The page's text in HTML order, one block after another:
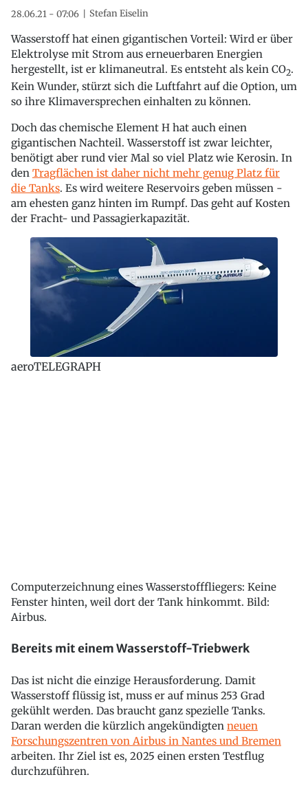
28.06.21 - 07:06 Stefan Eiselin
Wasserstoff hat einen gigantischen Vorteil: Wird er über
Elektrolyse mit Strom aus erneuerbaren Energien
hergestellt, ist er klimaneutral. Es entsteht als kein CO2.
Kein Wunder, stürzt sich die Luftfahrt auf die Option, um
so ihre Klimaversprechen einhalten zu können.
Doch das chemische Element H hat auch einen
gigantischen Nachteil. Wasserstoff ist zwar leichter,
benötigt aber rund vier Mal so viel Platz wie Kerosin. In
den Tragflächen ist daher nicht mehr genug Platz für
die Tanks. Es wird weitere Reservoirs geben müssen -
am ehesten ganz hinten im Rumpf. Das geht auf Kosten
der Fracht- und Passagierkapazität.
aeroTELEGRAPH
Computerzeichnung eines Wasserstofffliegers: Keine
Fenster hinten, weil dort der Tank hinkommt. Bild:
Airbus.
Bereits mit einem Wasserstoff-Triebwerk
Das ist nicht die einzige Herausforderung. Damit
Wasserstoff flüssig ist, muss er auf minus 253 Grad
gekühlt werden. Das braucht ganz spezielle Tanks.
Daran werden die kürzlich angekündigten neuen
Forschungszentren von Airbus in Nantes und Bremen
arbeiten. Ihr Ziel ist es, 2025 einen ersten Testflug
durchzuführen.